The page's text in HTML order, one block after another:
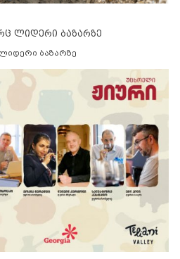
ლიდერი ბაზარზე
ბაზარზე